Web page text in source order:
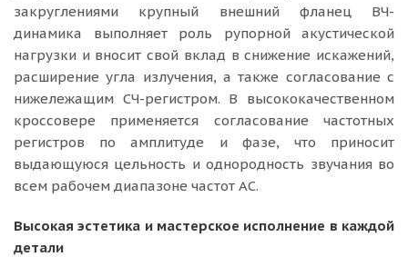
закруглениями крупный внешний фланец ВЧ-
динамика выполняет роль рупорной акустической
нагрузки и вносит свой вклад в снижение искажений,
расширение угла излучения, а также согласование с
нижележащим СЧ-регистром. В высококачественном
кроссовере применяется согласование частотных
регистров по амплитуде и фазе, что приносит
выдающуюся цельность и однородность звучания во
всем рабочем диапазоне частот АС.
Высокая эстетика и мастерское исполнение в каждой
детали